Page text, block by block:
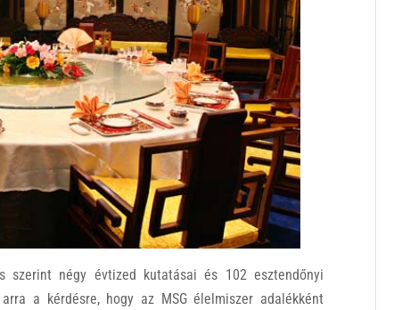
szerint négy évtized kutatásai és 102 esztendőnyi
a kérdésre, hogy az MSG élelmiszer adalékként